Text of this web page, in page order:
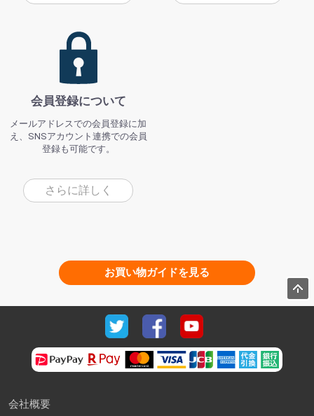
会員登録について
メールアドレスでの会員登録に加
え、SNSアカウント連携での会員
登録も可能です。
さらに詳しく
お買い物ガイドを見る
会社概要